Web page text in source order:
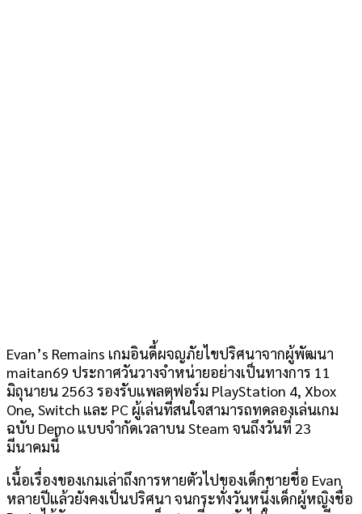
Evan’s Remains เกมอินดี้ผจญภัยไขปริศนาจากผู้พัฒนา
maitan69 ประกาศวันวางจำหน่ายอย่างเป็นทางการ 11
มิถุนายน 2563 รองรับแพลตฟอร์ม PlayStation 4, Xbox
One, Switch และ PC ผู้เล่นที่สนใจสามารถทดลองเล่นเกม
ฉบับ Demo แบบจำกัดเวลาบน Steam จนถึงวันที่ 23
มีนาคมนี้
เนื้อเรื่องของเกมเล่าถึงการหายตัวไปของเด็กชายชื่อ Evan
หลายปีแล้วยังคงเป็นปริศนา จนกระทั่งวันหนึ่งเด็กผู้หญิงชื่อ